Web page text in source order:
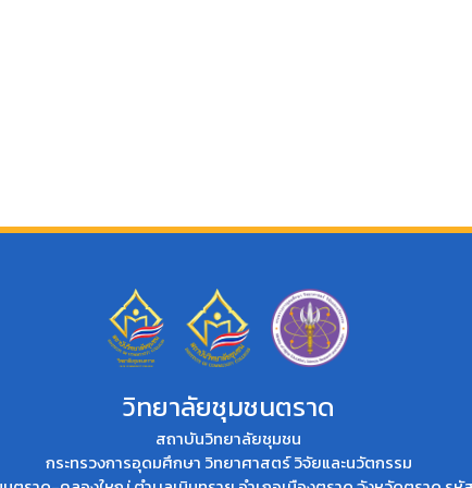
วิทยาลัยชุมชนตราด
สถาบันวิทยาลัยชุมชน
กระทรวงการอุดมศึกษา วิทยาศาสตร์ วิจัยและนวัตกรรม